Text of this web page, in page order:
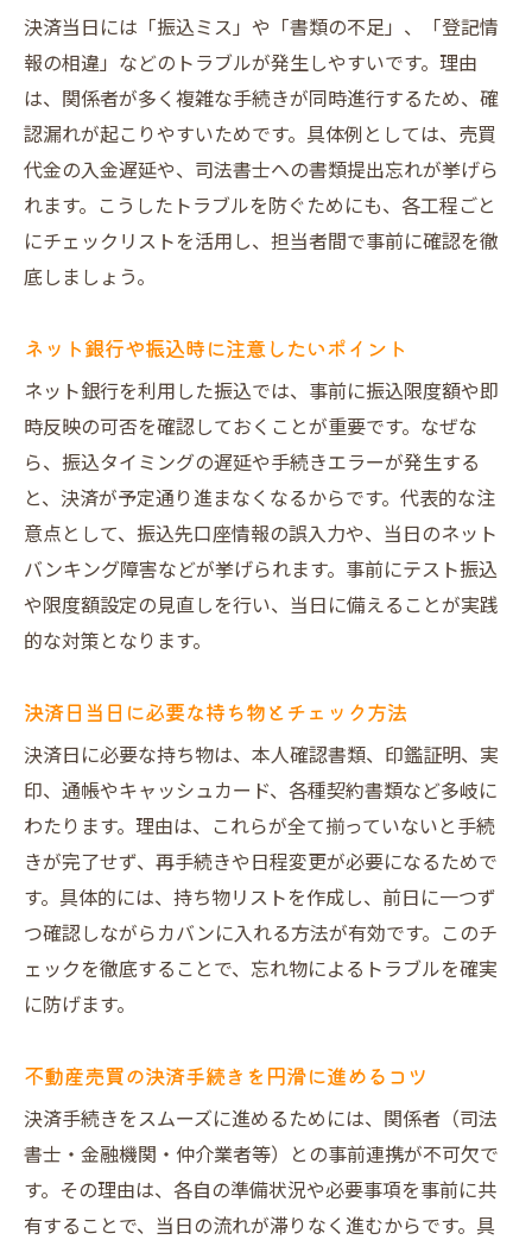
決済当日には「振込ミス」や「書類の不足」、「登記情
報の相違」などのトラブルが発生しやすいです。理由
は、関係者が多く複雑な手続きが同時進行するため、確
認漏れが起こりやすいためです。具体例としては、売買
代金の入金遅延や、司法書士への書類提出忘れが挙げら
れます。こうしたトラブルを防ぐためにも、各工程ごと
にチェックリストを活用し、担当者間で事前に確認を徹
底しましょう。
ネット銀行や振込時に注意したいポイント
ネット銀行を利用した振込では、事前に振込限度額や即
時反映の可否を確認しておくことが重要です。なぜな
ら、振込タイミングの遅延や手続きエラーが発生する
と、決済が予定通り進まなくなるからです。代表的な注
意点として、振込先口座情報の誤入力や、当日のネット
バンキング障害などが挙げられます。事前にテスト振込
や限度額設定の見直しを行い、当日に備えることが実践
的な対策となります。
決済日当日に必要な持ち物とチェック方法
決済日に必要な持ち物は、本人確認書類、印鑑証明、実
印、通帳やキャッシュカード、各種契約書類など多岐に
わたります。理由は、これらが全て揃っていないと手続
きが完了せず、再手続きや日程変更が必要になるためで
す。具体的には、持ち物リストを作成し、前日に一つず
つ確認しながらカバンに入れる方法が有効です。このチ
ェックを徹底することで、忘れ物によるトラブルを確実
に防げます。
不動産売買の決済手続きを円滑に進めるコツ
決済手続きをスムーズに進めるためには、関係者（司法
書士・金融機関・仲介業者等）との事前連携が不可欠で
す。その理由は、各自の準備状況や必要事項を事前に共
有することで、当日の流れが滞りなく進むからです。具